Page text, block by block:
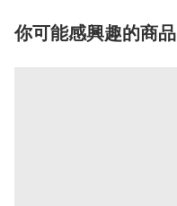
你可能感興趣的商品